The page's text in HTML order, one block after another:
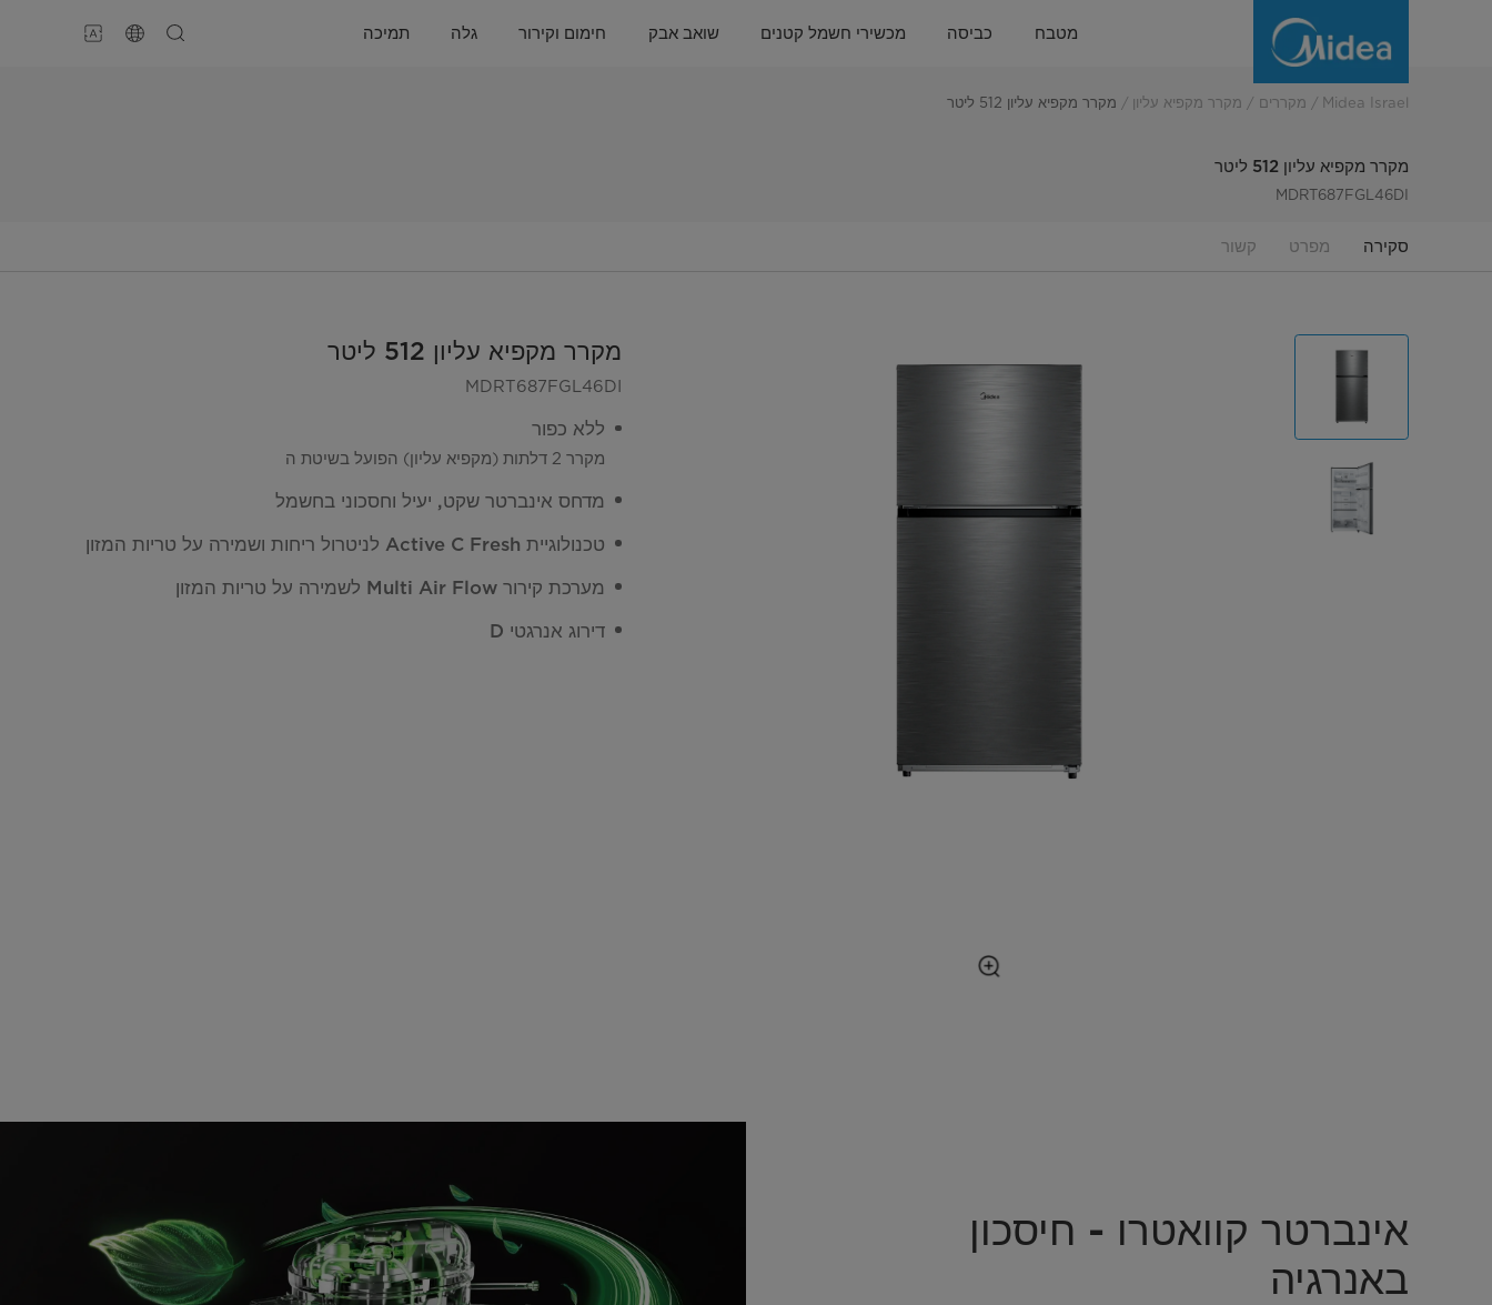
מטבח כביסה מכשירי חשמל קטנים שואב אבק חימום וקירור גלה תמיכה
Midea Israel מקררים מקרר מקפיא עליון מקרר מקפיא עליון 512 ליטר
מקרר מקפיא עליון 512 ליטר
MDRT687FGL46DI
סקירה מפרט קשור
מקרר מקפיא עליון 512 ליטר
MDRT687FGL46DI
ללא כפור
מקרר 2 דלתות (מקפיא עליון) הפועל בשיטת ה
מדחס אינברטר שקט, יעיל וחסכוני בחשמל
טכנולוגיית Active C Fresh לניטרול ריחות ושמירה על טריות המזון
מערכת קירור Multi Air Flow לשמירה על טריות המזון
דירוג אנרגטי D
אינברטר קוואטרו - חיסכון
באנרגיה